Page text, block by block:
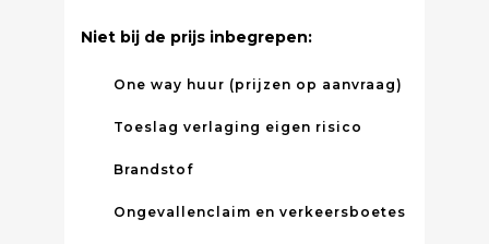
Niet bij de prijs inbegrepen:
One way huur (prijzen op aanvraag)
Toeslag verlaging eigen risico
Brandstof
Ongevallenclaim en verkeersboetes